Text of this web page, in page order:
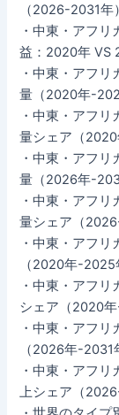
（2026-2031年）
・中東・アフ
益：2020年 VS
・中東・アフ
量（2020年-
・中東・アフ
量シェア（2020
・中東・アフ
量（2026年-
・中東・アフ
量シェア（
・中東・アフ
（2020年-2025
・中東・アフ
シェア（2020年
・中東・アフ
（2026年-2031
・中東・アフ
上シェア（